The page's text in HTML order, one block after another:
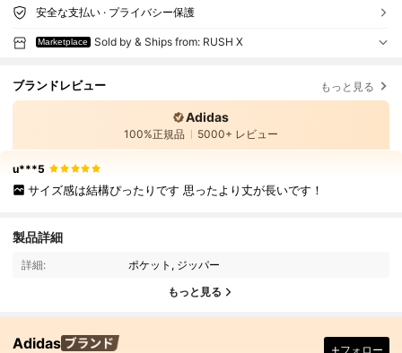
安全な支払い · プライバシー保護
Marketplace Sold by & Ships from: RUSH X
ブランドレビュー もっと見る
Adidas
100%正規品 5000+ レビュー
u***5
サイズ感は結構ぴったりです 思ったより丈が長いです！
製品詳細
詳細: ポケット, ジッパー
もっと見る
Adidas フォロー